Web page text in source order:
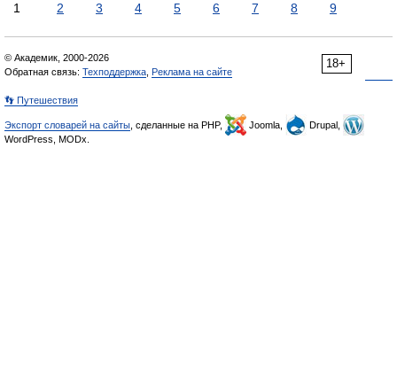
1 2 3 4 5 6 7 8 9
18+
© Академик, 2000-2026
Обратная связь: Техподдержка Реклама на сайте
👣 Путешествия
Экспорт словарей на сайты , сделанные на PHP, Joomla,
Drupal,
WordPress, MODx.